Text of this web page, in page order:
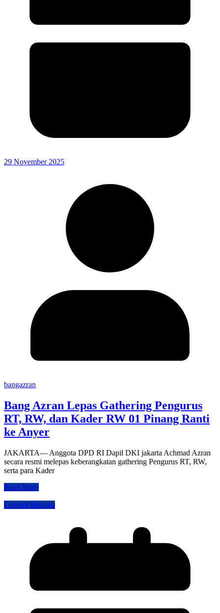
29 November 2025
bangazran
Bang Azran Lepas Gathering Pengurus
RT, RW, dan Kader RW 01 Pinang Ranti
ke Anyer
JAKARTA— Anggota DPD RI Dapil DKI jakarta Achmad Azran
secara resmi melepas keberangkatan gathering Pengurus RT, RW,
serta para Kader
Read More
DaerahOlahraga